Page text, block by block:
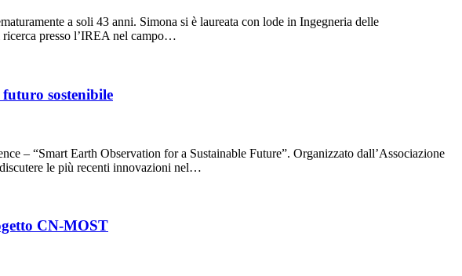
a soli 43 anni. Simona si è laureata con lode in Ingegneria delle
presso l’IREA nel campo…
sostenibile
– “Smart Earth Observation for a Sustainable Future”. Organizzato dall’Associazione
le più recenti innovazioni nel…
CN-MOST